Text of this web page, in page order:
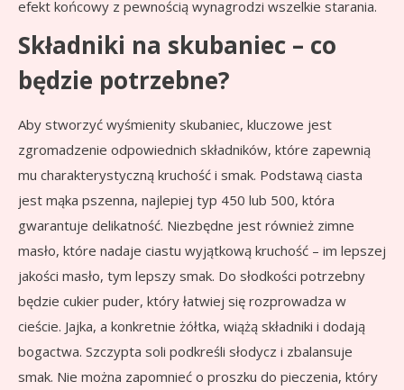
efekt końcowy z pewnością wynagrodzi wszelkie starania.
Składniki na skubaniec – co
będzie potrzebne?
Aby stworzyć wyśmienity skubaniec, kluczowe jest
zgromadzenie odpowiednich składników, które zapewnią
mu charakterystyczną kruchość i smak. Podstawą ciasta
jest mąka pszenna, najlepiej typ 450 lub 500, która
gwarantuje delikatność. Niezbędne jest również zimne
masło, które nadaje ciastu wyjątkową kruchość – im lepszej
jakości masło, tym lepszy smak. Do słodkości potrzebny
będzie cukier puder, który łatwiej się rozprowadza w
cieście. Jajka, a konkretnie żółtka, wiążą składniki i dodają
bogactwa. Szczypta soli podkreśli słodycz i zbalansuje
smak. Nie można zapomnieć o proszku do pieczenia, który